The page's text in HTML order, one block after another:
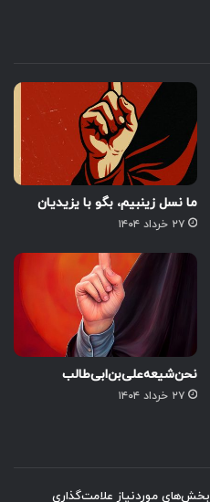
ما نسل زینبیم، بگو با یزیدیان
۲۷ خرداد ۱۴۰۴
نحن‌شیعه‌علی‌بن‌ابی‌طالب
۲۷ خرداد ۱۴۰۴
بخش‌های موردنیاز علامت‌گذاری